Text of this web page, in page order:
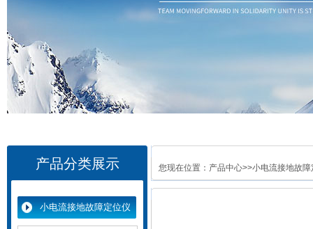
产品分类展示
小电流接地故障定位仪
您现在位置： 产品中心>>小电流接地故障